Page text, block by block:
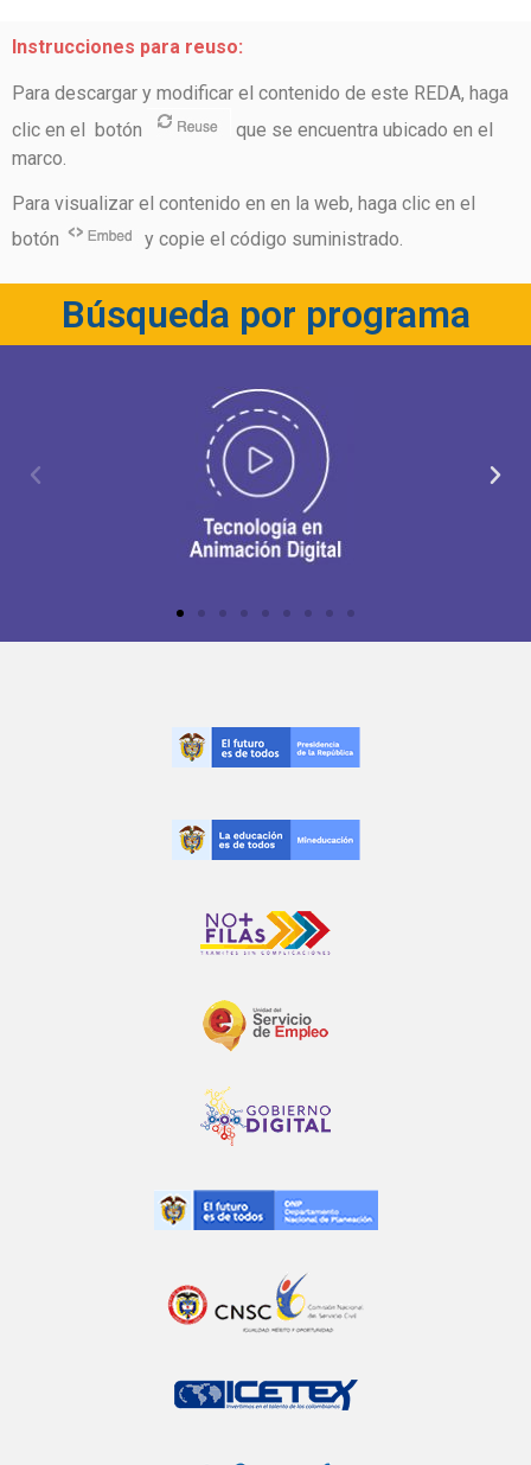
Instrucciones para reuso:
Para descargar y modificar el contenido de este REDA, haga
clic en el botón
que se encuentra ubicado en el
marco.
Para visualizar el contenido en en la web, haga clic en el
botón
y copie el código suministrado.
Búsqueda por programa